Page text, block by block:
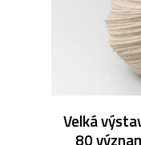
Velká
80